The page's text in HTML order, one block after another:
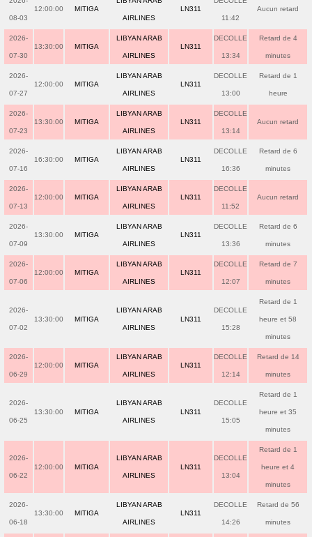
08-03
12:00:00 MITIGA
AIRLINES
LN311
11:42
Aucun retard
2026-
07-30
13:30:00 MITIGA
LIBYAN ARAB
AIRLINES
LN311
DECOLLE
13:34
Retard de 4
minutes
2026-
07-27
12:00:00 MITIGA
LIBYAN ARAB
AIRLINES
LN311
DECOLLE
13:00
Retard de 1
heure
2026-
07-23
13:30:00 MITIGA
LIBYAN ARAB
AIRLINES
LN311
DECOLLE
13:14
Aucun retard
2026-
07-16
16:30:00 MITIGA
LIBYAN ARAB
AIRLINES
LN311
DECOLLE
16:36
Retard de 6
minutes
2026-
07-13
12:00:00 MITIGA
LIBYAN ARAB
AIRLINES
LN311
DECOLLE
11:52
Aucun retard
2026-
07-09
13:30:00 MITIGA
LIBYAN ARAB
AIRLINES
LN311
DECOLLE
13:36
Retard de 6
minutes
2026-
07-06
12:00:00 MITIGA
LIBYAN ARAB
AIRLINES
LN311
DECOLLE
12:07
Retard de 7
minutes
2026-
07-02
13:30:00 MITIGA
LIBYAN ARAB
AIRLINES
LN311
DECOLLE
15:28
Retard de 1
heure et 58
minutes
2026-
06-29
12:00:00 MITIGA
LIBYAN ARAB
AIRLINES
LN311
DECOLLE
12:14
Retard de 14
minutes
2026-
06-25
13:30:00 MITIGA
LIBYAN ARAB
AIRLINES
LN311
DECOLLE
15:05
Retard de 1
heure et 35
minutes
2026-
06-22
12:00:00 MITIGA
LIBYAN ARAB
AIRLINES
LN311
DECOLLE
13:04
Retard de 1
heure et 4
minutes
2026-
06-18
13:30:00 MITIGA
LIBYAN ARAB
AIRLINES
LN311
DECOLLE
14:26
Retard de 56
minutes